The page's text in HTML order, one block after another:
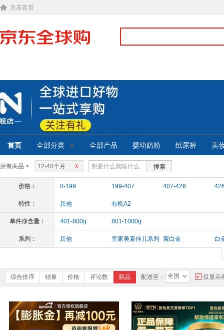
京东首页
首页 全部分类 全部产品 婴幼奶粉 纸尿裤 美
所有商品 > X
12-48个月 搜索
价格： 0-199 199-407 407-426
特性： 其他 有机A2
单件净含量： 401-800g 801-1000g
系列： 其他 皇家美素佳儿系列 紫白金 白
综合排序 销量 价格 评论数 新品 配送至： 全国 仅显示